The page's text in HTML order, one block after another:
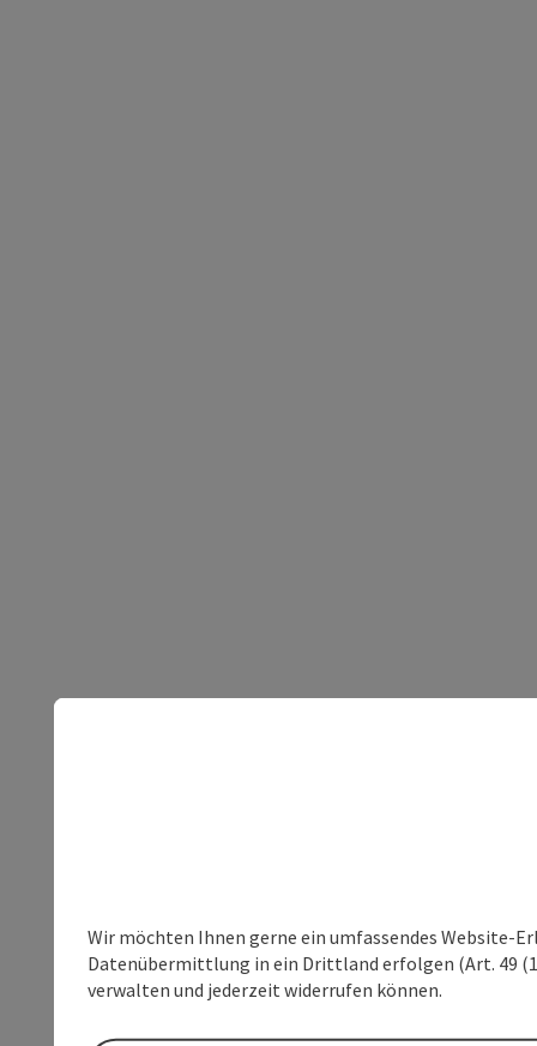
Wir möchten Ihnen gerne ein umfassendes Website-
Datenübermittlung in ein Drittland erfolgen (Art. 49
verwalten und jederzeit widerrufen können.